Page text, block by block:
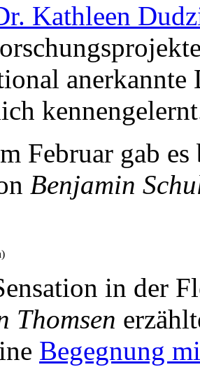
Kathleen
Februar gab
Benjamin
in der
Thomsen
Begegnung